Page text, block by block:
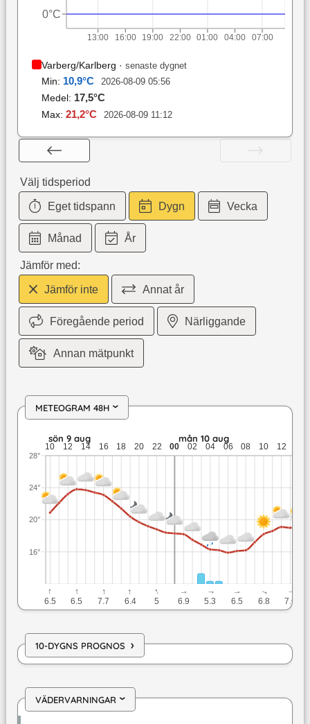
13:00 16:00 19:00 22:00 01:00 04:00 07:00
0°C
Varberg/Karlberg · senaste dygnet
Min: 10,9°C 2026-08-09 05:56
Medel: 17,5°C
Max: 21,2°C 2026-08-09 11:12
Välj tidsperiod
Eget tidspann Dygn Vecka
Månad År
Jämför med:
Jämför inte Annat år
Föregående period Närliggande
Annan mätpunkt
METEOGRAM 48H ›
sön 9 aug: 23,8 till 18,4 grader: ingen nederbörd: upp till
sön 9 aug mån 10 aug
10 12 14 16 18 20 22 00 02 04 06 08 10 12
16°
20°
24°
28°
↓
6.5
↓
6.5
↓
7.7
↓
6.4
↓
5
↓
6.9
↓
5.3
↓
6.5
↓
6.8
↓
7.6
10-DYGNS PROGNOS ›
VÄDERVARNINGAR›